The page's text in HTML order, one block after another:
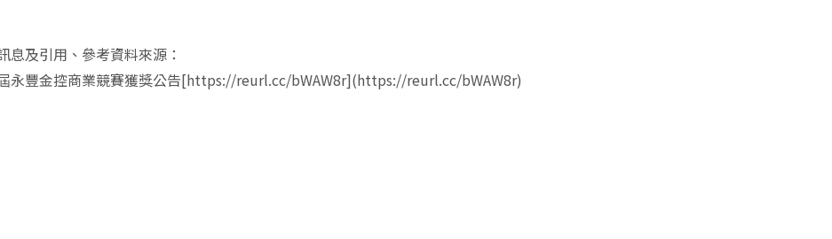
息及引用、參考資料來源：
永豐金控商業競賽獲獎公告[https://reurl.cc/bWAW8r](https://reurl.cc/bWAW8r)